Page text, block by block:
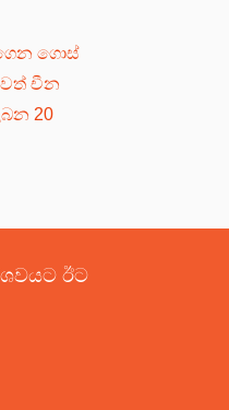
ගොස්
චීන
20
ඊට